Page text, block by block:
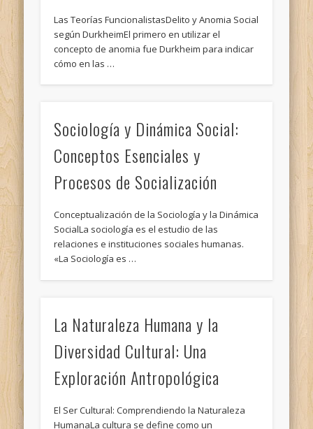
Las Teorías FuncionalistasDelito y Anomia Social
según DurkheimEl primero en utilizar el
concepto de anomia fue Durkheim para indicar
cómo en las …
Sociología y Dinámica Social:
Conceptos Esenciales y
Procesos de Socialización
Conceptualización de la Sociología y la Dinámica
SocialLa sociología es el estudio de las
relaciones e instituciones sociales humanas.
«La Sociología es …
La Naturaleza Humana y la
Diversidad Cultural: Una
Exploración Antropológica
El Ser Cultural: Comprendiendo la Naturaleza
HumanaLa cultura se define como un